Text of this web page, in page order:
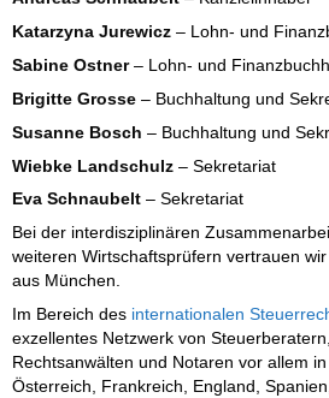
Katarzyna Jurewicz – Lohn- und
Sabine Ostner– Lohn- und
Brigitte Grosse – Buchhaltung und
Susanne Bosch – Buchhaltung und
Wiebke Landschulz – Sekretariat
Eva Schnaubelt – Sekretariat
Bei der interdisziplinären
weiteren Wirtschaftsprüfern vertrauen
aus München.
Im Bereich des internationalen
exzellentes Netzwerk von
Rechtsanwälten und Notaren vor allem
Österreich, Frankreich, England,